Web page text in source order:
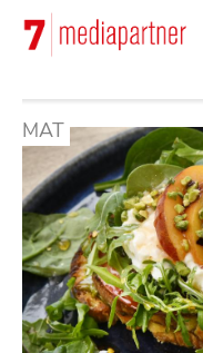
Hoppa
huvudinnehåll
MAT